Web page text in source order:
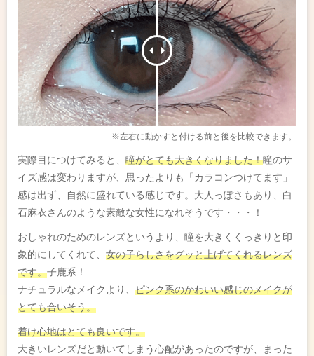
※左右に動かすと付ける前と後を比較できます。
実際目につけてみると、 瞳がとても大きくなりました！瞳のサ
イズ感は変わりますが、思ったよりも「カラコンつけてます」
感は出ず、自然に盛れている感じです。大人っぽさもあり、白
石麻衣さんのような素敵な女性になれそうです・・・！
おしゃれのためのレンズというより、瞳を大きくくっきりと印
象的にしてくれて、 女の子らしさをグッと上げてくれるレンズ
です。子鹿系！
ナチュラルなメイクより、 ピンク系のかわいい感じのメイクが
とても合いそう。
着け心地はとても良いです。
大きいレンズだと動いてしまう心配があったのですが、まった